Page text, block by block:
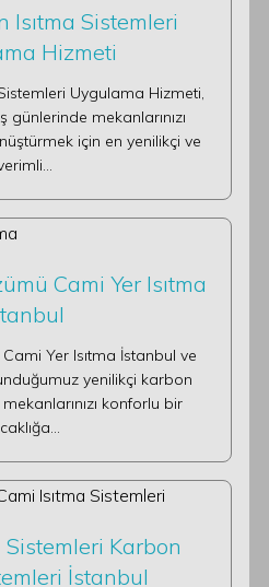
Isıtma Sistemleri
Hizmeti
Uygulama Hizmeti,
günlerinde mekanlarınızı
için en yenilikçi ve
Cami Yer Isıtma
Cami Yer Isıtma İstanbul ve
yenilikçi karbon
konforlu bir
Sistemleri Karbon
İstanbul